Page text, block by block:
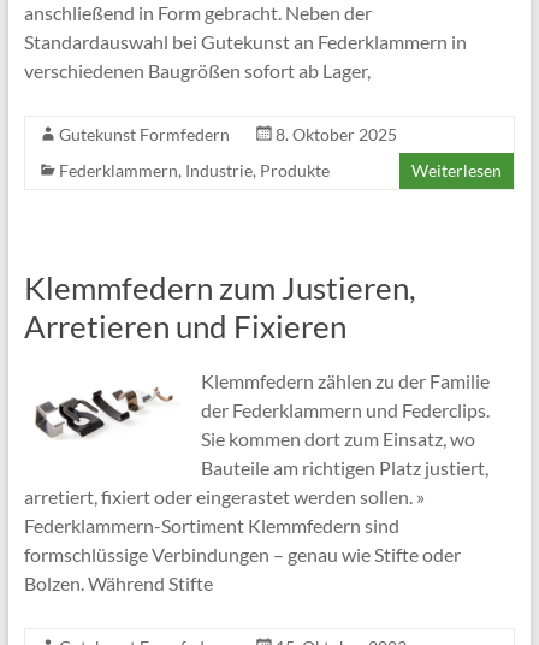
anschließend in Form gebracht. Neben der
Standardauswahl bei Gutekunst an Federklammern in
verschiedenen Baugrößen sofort ab Lager,
Gutekunst Formfedern
8. Oktober 2025
Federklammern, Industrie, Produkte Weiterlesen
Klemmfedern zum Justieren,
Arretieren und Fixieren
Klemmfedern zählen zu der Familie
der Federklammern und Federclips.
Sie kommen dort zum Einsatz, wo
Bauteile am richtigen Platz justiert,
arretiert, fixiert oder eingerastet werden sollen. »
Federklammern-Sortiment Klemmfedern sind
formschlüssige Verbindungen – genau wie Stifte oder
Bolzen. Während Stifte